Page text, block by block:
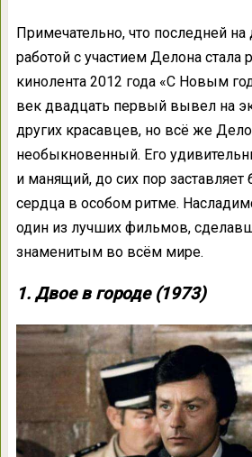
Примечательно, что последней
работой с участием Делона стала
кинолента 2012 года «С Новым
век двадцать первый вывел на
других красавцев, но всё же
необыкновенный. Его
и манящий, до сих пор заставляет
сердца в особом ритме.
один из лучших фильмов,
знаменитым во всём мире.
1. Двое в городе (1973)